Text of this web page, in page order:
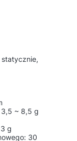
~ 8,5 g
g
30
0. Zobacz